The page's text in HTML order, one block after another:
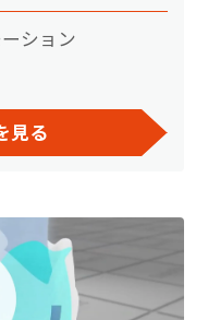
ション
見る